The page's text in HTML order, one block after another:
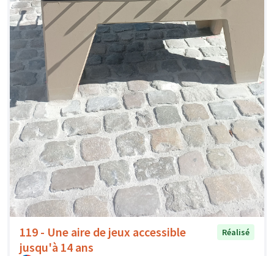
119 - Une aire de jeux accessible
jusqu'à 14 ans
Réalisé